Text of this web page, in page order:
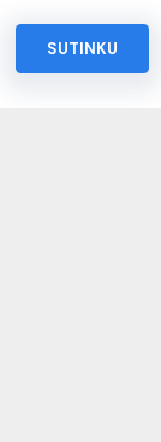
SUTINKU